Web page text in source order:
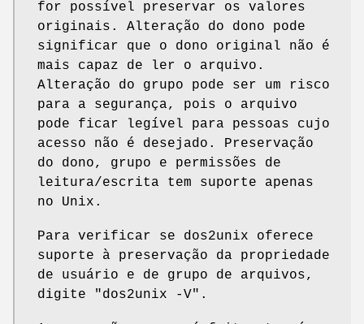
for possível preservar os valores
originais. Alteração do dono pode
significar que o dono original não é
mais capaz de ler o arquivo.
Alteração do grupo pode ser um risco
para a segurança, pois o arquivo
pode ficar legível para pessoas cujo
acesso não é desejado. Preservação
do dono, grupo e permissões de
leitura/escrita tem suporte apenas
no Unix.
Para verificar se dos2unix oferece
suporte à preservação da propriedade
de usuário e de grupo de arquivos,
digite
"dos2unix -V" .